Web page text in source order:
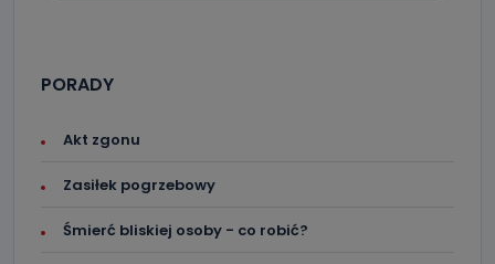
PORADY
Akt zgonu
Zasiłek pogrzebowy
Śmierć bliskiej osoby - co robić?